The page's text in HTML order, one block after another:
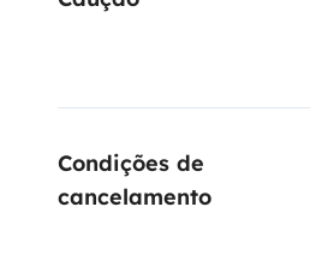
Condições de
cancelamento